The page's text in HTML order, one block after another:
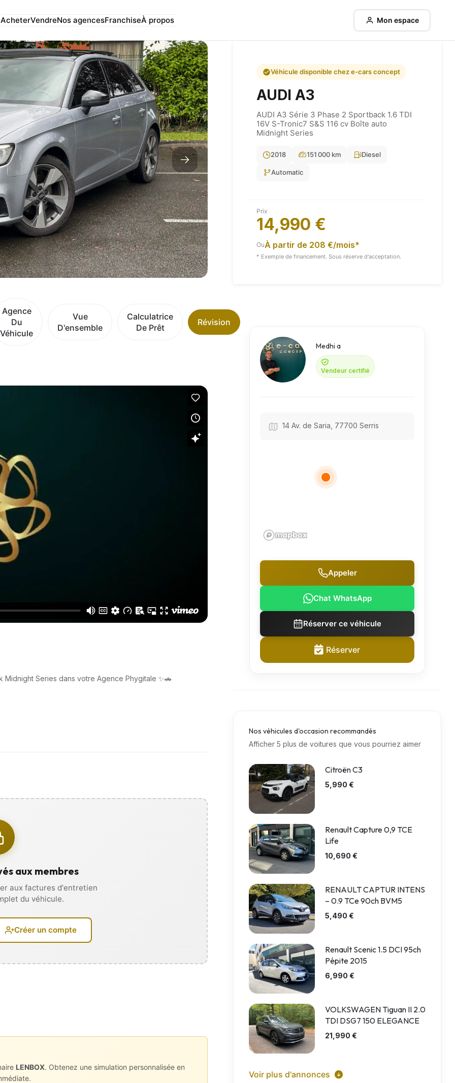
AcheterVendreNos agencesFranchiseÀ propos Mon espace
Agence
Du
Véhicule
Vue
D'ensemble
Calculatrice
De Prêt
Révision
Series dans votre Agence Phygitale ✨🚗
vidéos, et recevez
déplacer !
aux membres
aux factures d'entretien
du véhicule.
Créer un compte
LENBOX. Obtenez une simulation personnalisée en
Véhicule disponible chez e-cars concept
AUDI A3
AUDI A3 Série 3 Phase 2 Sportback 1.6 TDI
16V S-Tronic7 S&S 116 cv Boîte auto
Midnight Series
2018 151 000 km Diesel
Automatic
Prix
14,990 €
OuÀ partir de 208 €/mois*
* Exemple de financement. Sous réserve d'acceptation.
Medhi a
Vendeur certifié
14 Av. de Saria, 77700 Serris
Appeler
Chat WhatsApp
Réserver ce véhicule
Réserver
Nos véhicules d'occasion recommandés
Afficher 5 plus de voitures que vous pourriez aimer
Citroën C3
5,990 €
Renault Capture 0,9 TCE
Life
10,690 €
RENAULT CAPTUR INTENS
– 0.9 TCe 90ch BVM5
5,490 €
Renault Scenic 1.5 DCI 95ch
Pépite 2015
6,990 €
VOLKSWAGEN Tiguan II 2.0
TDI DSG7 150 ELEGANCE
21,990 €
Voir plus d'annonces